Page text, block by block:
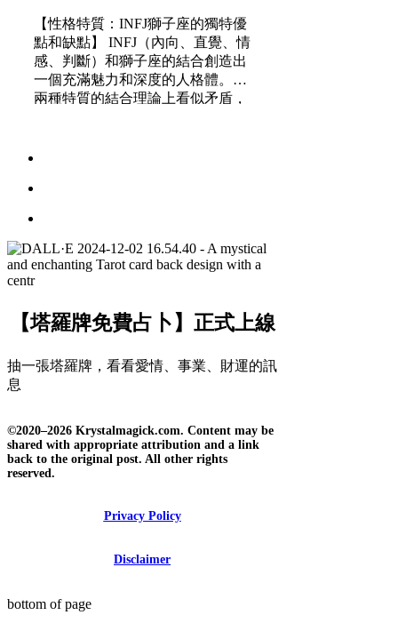
【性格特質：INFJ獅子座的獨特優
點和缺點】 INFJ（內向、直覺、情
感、判斷）和獅子座的結合創造出
一個充滿魅力和深度的人格體。這
兩種特質的結合理論上看似矛盾，
【塔羅牌免費占卜】正式上線
抽一張塔羅牌，看看愛情、事業、財運的訊
息
©2020–2026 Krystalmagick.com. Content may be
shared with appropriate attribution and a link
back to the original post. All other rights
reserved.
Privacy Policy
Disclaimer
bottom of page